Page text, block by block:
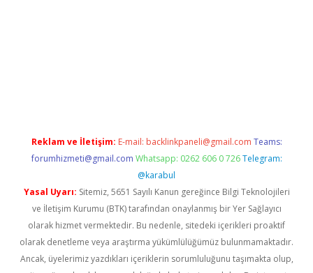
Reklam ve İletişim: E-mail: backlinkpaneli@gmail.com Teams:
forumhizmeti@gmail.com Whatsapp: 0262 606 0 726 Telegram:
@karabul
Yasal Uyarı: Sitemiz, 5651 Sayılı Kanun gereğince Bilgi Teknolojileri
ve İletişim Kurumu (BTK) tarafından onaylanmış bir Yer Sağlayıcı
olarak hizmet vermektedir. Bu nedenle, sitedeki içerikleri proaktif
olarak denetleme veya araştırma yükümlülüğümüz bulunmamaktadır.
Ancak, üyelerimiz yazdıkları içeriklerin sorumluluğunu taşımakta olup,